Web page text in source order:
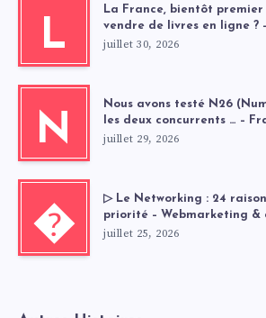
L
La France, bientôt premier
vendre de livres en ligne ?
juillet 30, 2026
N
Nous avons testé N26
les deux concurrents … –
juillet 29, 2026
�
▷ Le Networking : 24
priorité – Webmarketing &
juillet 25, 2026